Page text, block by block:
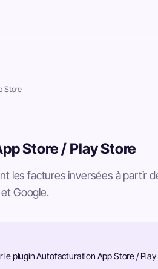
Store
Store / Play Store
les factures inversées à partir
Google.
le plugin Autofacturation App Store /